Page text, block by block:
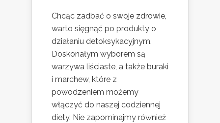
Chcąc zadbać o swoje zdrowie,
warto sięgnąć po produkty o
działaniu detoksykacyjnym.
Doskonałym wyborem są
warzywa liściaste, a także buraki
i marchew, które z
powodzeniem możemy
włączyć do naszej codziennej
diety. Nie zapominajmy również